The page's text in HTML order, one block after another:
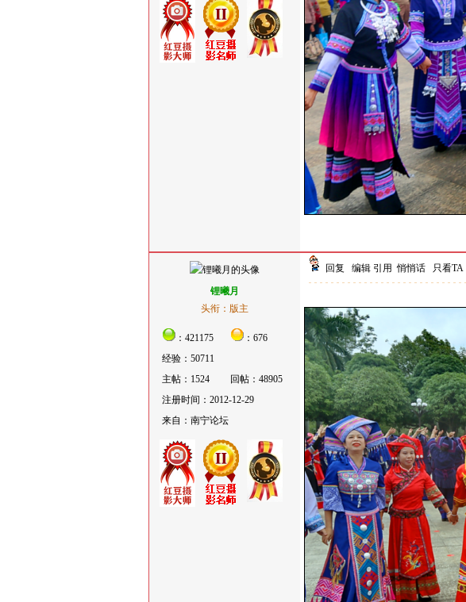
锂曦月
头衔：版主
：421175
：676
经验：50711
主帖：1524
回帖：48905
注册时间：2012-12-29
来自：南宁论坛
回复 编辑 引用 悄悄话 只看TA